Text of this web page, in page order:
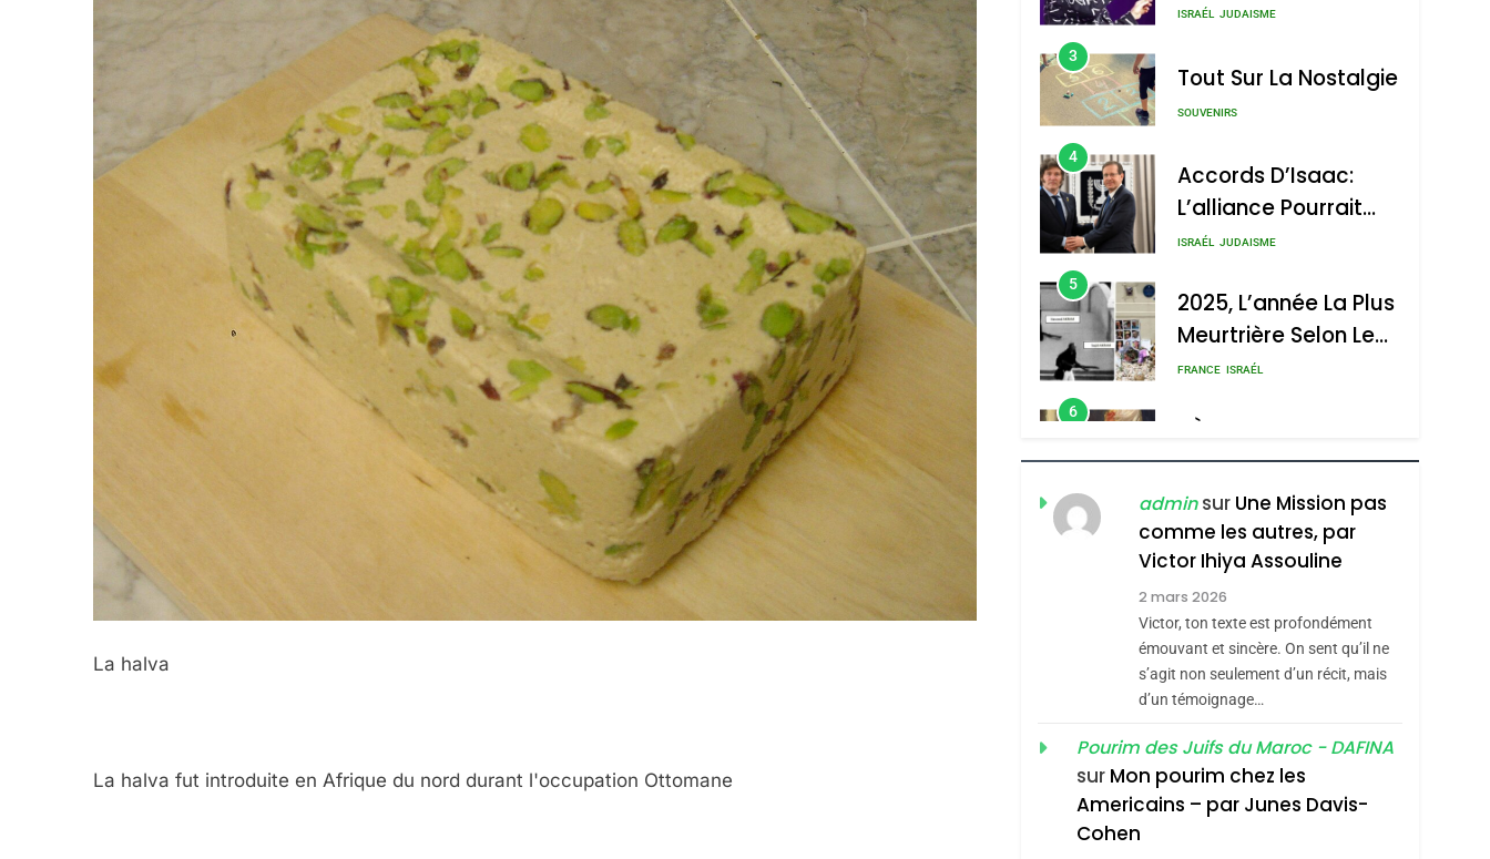
La halva
La halva fut introduite en Afrique du nord durant l'occupation Ottomane
3
L’alliance Pourrait
S’étendre À 13 Pays
D’Amérique Latine
ISRAÉL JUDAISME
5
2025, L’année La Plus
Meurtrière Selon Le
Rapport D’ADL
Contre
ISRAÉL
6
FIÈRE, DIGNE ET
RÉSILIENTE :
JUDAÏTE Par Thérèse
Zrihen-Dvir
7
CE QUI NOUS
MANQUE – Jacques
Hadida
JUDAISME
Maroc : Les Amandes
De Tafraout, Le Miel
De Tadla Azilal
Consacrés Produits
Du Terroir
DAFINA MAROC
1
Oeil Ravageur –
Vanessa De Loya
adminsur Une Mission pas
comme les autres, par
Victor Ihiya Assouline
2 mars 2026
Victor, ton texte est profondément
émouvant et sincère. On sent qu’il ne
s’agit non seulement d’un récit, mais
d’un témoignage…
Pourim des Juifs du Maroc - DAFINA
sur Mon pourim chez les
Americains – par Junes Davis-
Cohen